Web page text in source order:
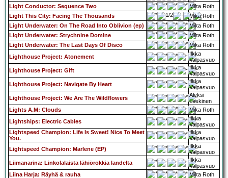
Light Conductor: Sequence Two
Mika Roth
Light This City: Facing The Thousands
Mika Roth
Light Underwater: On The Road Into Oblivion (ep)
Mika Roth
Light Underwater: Strychnine Domine
Mika Roth
Light Underwater: The Last Days Of Disco
Mika Roth
Lighthouse Project: Atonement
Ilkka
Valpasvuo
Lighthouse Project: Gift
Ilkka
Valpasvuo
Lighthouse Project: Navigate By Heart
Ilkka
Valpasvuo
Lighthouse Project: We Are The Wildflowers
Aleksi
Leskinen
Lights A.M: Clouds
Mika Roth
Lightships: Electric Cables
Ilkka
Valpasvuo
Lightspeed Champion: Life Is Sweet! Nice To Meet
You.
Ilkka
Valpasvuo
Lightspeed Champion: Marlene (EP)
Ilkka
Valpasvuo
Liimanarina: Linkolalaista lähiörokkia landelta
Ilkka
Valpasvuo
Liina Harja: Räyhä & rauha
Mika Roth